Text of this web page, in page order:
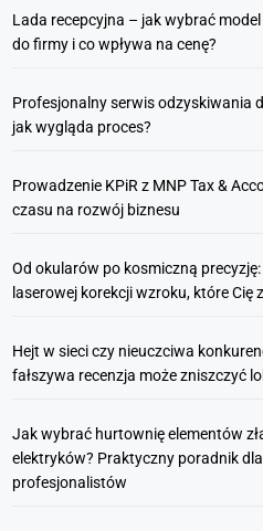
Lada recepcyjna – jak wybrać
do firmy i co wpływa na cenę?
Profesjonalny serwis odzyskiwania
jak wygląda proces?
Prowadzenie KPiR z MNP Tax &
czasu na rozwój biznesu
Od okularów po kosmiczną
laserowej korekcji wzroku, które Cię
Hejt w sieci czy nieuczciwa
fałszywa recenzja może zniszczyć
Jak wybrać hurtownię elementów
elektryków? Praktyczny poradnik dla
profesjonalistów